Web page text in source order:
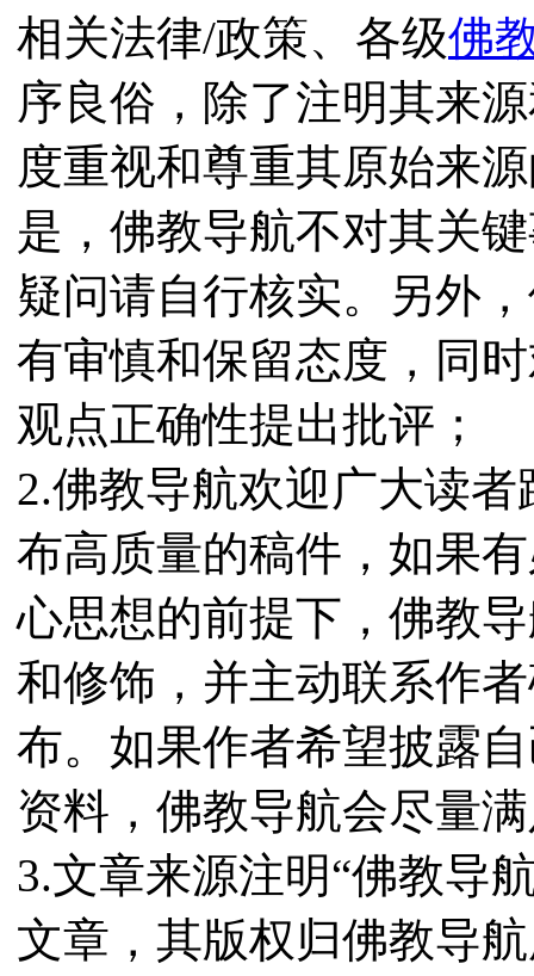
相关法律/政策、各级佛
序良俗，除了注明其来
度重视和尊重其原始来
是，佛教导航不对其关
疑问请自行核实。另外
有审慎和保留态度，同
观点正确性提出批评；
2.佛教导航欢迎广大读
布高质量的稿件，如果
心思想的前提下，佛教
和修饰，并主动联系作
布。如果作者希望披露
资料，佛教导航会尽量
3.文章来源注明“佛教导
文章，其版权归佛教导